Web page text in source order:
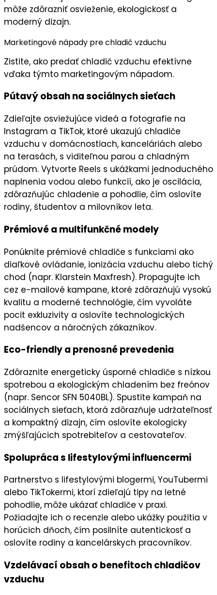
môže zdôrazniť osvieženie, ekologickosťa
moderný dizajn.
Marketingové nápady pre chladič vzduchu
Zistite, ako predať chladič vzduchu efektívne
vďaka týmto marketingovým nápadom.
Pútavý obsah na sociálnych sieťach
Zdieľajte osviežujúce videá a fotografie na
Instagram a TikTok, ktoré ukazujú chladiče
vzduchu v domácnostiach, kanceláriách alebo
na terasách, s viditeľnou parou a chladným
prúdom. Vytvorte Reels s ukážkami jednoduchého
naplnenia vodou alebo funkcií, ako je oscilácia,
zdôrazňujúc chladenie a pohodlie, čím oslovíte
rodiny, študentov a milovníkov leta.
Prémiové a multifunkčné modely
Ponúknite prémiové chladiče s funkciami ako
diaľkové ovládanie, ionizácia vzduchu alebo tichý
chod (napr. Klarstein Maxfresh). Propagujte ich
cez e-mailové kampane, ktoré zdôrazňujú vysokú
kvalitu a moderné technológie, čím vyvoláte
pocit exkluzivity a oslovíte technologických
nadšencov a náročných zákazníkov.
Eco-friendly a prenosné prevedenia
Zdôraznite energeticky úsporné chladiče s nízkou
spotrebou a ekologickým chladením bez freónov
(napr. Sencor SFN 5040BL). Spustite kampaň na
sociálnych sieťach, ktorá zdôrazňuje udržateľnosť
a kompaktný dizajn, čím oslovíte ekologicky
zmýšľajúcich spotrebiteľov a cestovateľov.
Spolupráca s lifestylovými influencermi
Partnerstvo s lifestylovými blogermi, YouTubermi
alebo TikTokermi, ktorí zdieľajú tipy na letné
pohodlie, môže ukázať chladiče v praxi.
Požiadajte ich o recenzie alebo ukážky použitia v
horúcich dňoch, čím posilníte autentickosťa
oslovíte rodiny a kancelárskych pracovníkov.
Vzdelávací obsah o benefitoch chladičov
vzduchu